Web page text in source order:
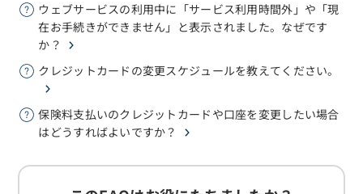
ウェブサービスの利用中に「サービス利用時間外」や「現
在お手続きができません」と表示されました。なぜです
か？
クレジットカードの変更スケジュールを教えてください。
保険料支払いのクレジットカードや口座を変更したい場合
はどうすればよいですか？